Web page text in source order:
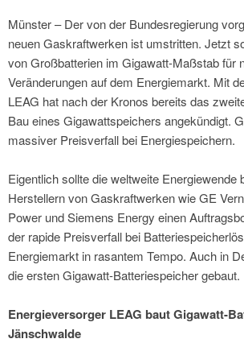
Münster – Der von der Bundesregierung
neuen Gaskraftwerken ist umstritten. Jetzt
von Großbatterien im Gigawatt-Maßstab für
Veränderungen auf dem Energiemarkt. Mit
LEAG hat nach der Kronos bereits das
Bau eines Gigawattspeichers angekündigt.
massiver Preisverfall bei Energiespeichern.
Eigentlich sollte die weltweite Energiewende
Herstellern von Gaskraftwerken wie GE
Power und Siemens Energy einen
der rapide Preisverfall bei
Energiemarkt in rasantem Tempo. Auch in
die ersten Gigawatt-Batteriespeicher gebaut.
Energieversorger LEAG baut Gigawatt-
Jänschwalde